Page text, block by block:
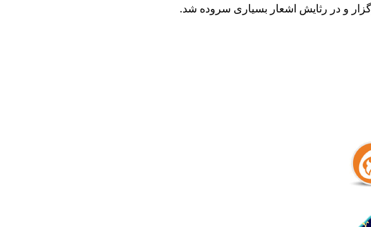
و در رثایش اشعار بسیاری سروده شد.